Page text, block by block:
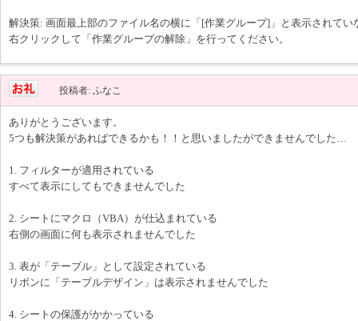
解決策: 画面最上部のファイル名の横に「[作業グループ]」と表示されて
右クリックして「作業グループの解除」を行ってください。
投稿者: ふなこ
ありがとうございます。
5つも解決策があればできるかも！！と思いましたができませんでした…
1. フィルターが適用されている
すべて表示にしてもできませんでした
2. シートにマクロ（VBA）が仕込まれている
右側の画面に何も表示されませんでした
3. 表が「テーブル」として設定されている
リボンに「テーブルデザイン」は表示されませんでした
4. シートの保護がかかっている